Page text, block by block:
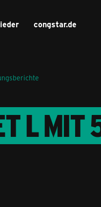
congstar.de
L MIT